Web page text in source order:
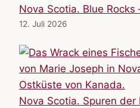
Nova Scotia. Blue
12. Juli 2026
Nova Scotia. Spuren der